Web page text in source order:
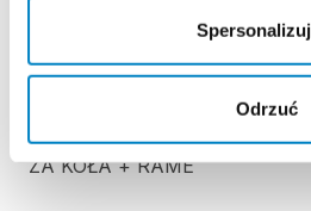
Spersonalizuj
Odrzuć
TAK
Montaż rowerów
ZA KOŁA + RAME